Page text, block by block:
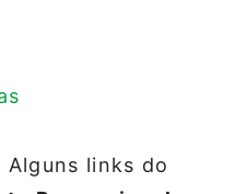
Alguns links do